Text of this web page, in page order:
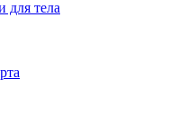
для тела